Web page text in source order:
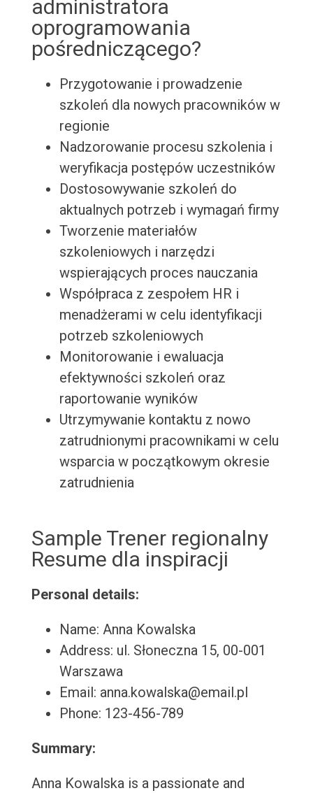
administratora
oprogramowania
pośredniczącego?
Przygotowanie i prowadzenie
szkoleń dla nowych pracowników w
regionie
Nadzorowanie procesu szkolenia i
weryfikacja postępów uczestników
Dostosowywanie szkoleń do
aktualnych potrzeb i wymagań firmy
Tworzenie materiałów
szkoleniowych i narzędzi
wspierających proces nauczania
Współpraca z zespołem HR i
menadżerami w celu identyfikacji
potrzeb szkoleniowych
Monitorowanie i ewaluacja
efektywności szkoleń oraz
raportowanie wyników
Utrzymywanie kontaktu z nowo
zatrudnionymi pracownikami w celu
wsparcia w początkowym okresie
zatrudnienia
Sample Trener regionalny
Resume dla inspiracji
Personal details:
Name: Anna Kowalska
Address: ul. Słoneczna 15, 00-001
Warszawa
Email: anna.kowalska@email.pl
Phone: 123-456-789
Summary:
Anna Kowalska is a passionate and